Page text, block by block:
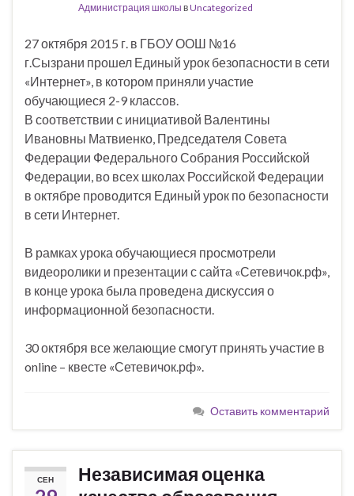
Администрация школы вUncategorized
27 октября 2015 г. в ГБОУ ООШ №16
г.Сызрани прошел Единый урок безопасности в сети
«Интернет», в котором приняли участие
обучающиеся 2-9 классов.
В соответствии с инициативой Валентины
Ивановны Матвиенко, Председателя Совета
Федерации Федерального Собрания Российской
Федерации, во всех школах Российской Федерации
в октябре проводится Единый урок по безопасности
в сети Интернет.
В рамках урока обучающиеся просмотрели
видеоролики и презентации с сайта «Сетевичок.рф»,
в конце урока была проведена дискуссия о
информационной безопасности.
30 октября все желающие смогут принять участие в
online – квесте «Сетевичок.рф».
Оставить комментарий
СЕН
Независимая оценка